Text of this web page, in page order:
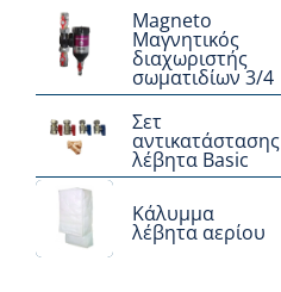
Magneto
Μαγνητικός
διαχωριστής
σωματιδίων 3/4
Σετ
αντικατάστασης
λέβητα Basic
Κάλυμμα
λέβητα αερίου